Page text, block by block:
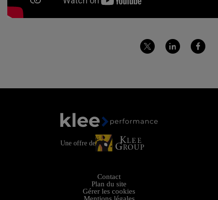
Une offre de
Contact
Plan du site
Gérer les cookies